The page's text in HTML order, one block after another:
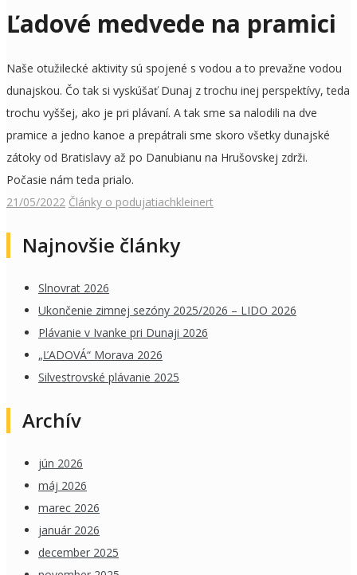
Ľadové medvede na pramici
Naše otužilecké aktivity sú spojené s vodou a to prevažne vodou
dunajskou. Čo tak si vyskúšať Dunaj z trochu inej perspektívy, teda
trochu vyššej, ako je pri plávaní. A tak sme sa nalodili na dve
pramice a jedno kanoe a prepátrali sme skoro všetky dunajské
zátoky od Bratislavy až po Danubianu na Hrušovskej zdrži.
Počasie nám teda prialo.
21/05/2022 Články o podujatiachkleinert
Najnovšie články
Slnovrat 2026
Ukončenie zimnej sezóny 2025/2026 – LIDO 2026
Plávanie v Ivanke pri Dunaji 2026
„ĽADOVÁ“ Morava 2026
Silvestrovské plávanie 2025
Archív
jún 2026
máj 2026
marec 2026
január 2026
december 2025